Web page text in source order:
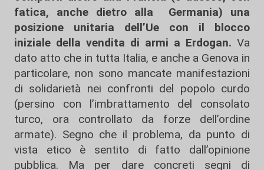
fatica, anche dietro alla Germania) una
posizione unitaria dell’Ue con il blocco
iniziale della vendita di armi a Erdogan. Va
dato atto che in tutta Italia, e anche a Genova in
particolare, non sono mancate manifestazioni
di solidarietà nei confronti del popolo curdo
(persino con l’imbrattamento del consolato
turco, ora controllato da forze dell’ordine
armate). Segno che il problema, da punto di
vista etico è sentito di fatto dall’opinione
pubblica. Ma per dare concreti segni di